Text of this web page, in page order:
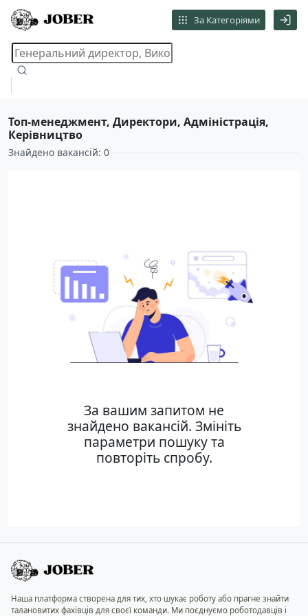
За Категоріями
Топ-менеджмент, Директори, Адмiнiстрацiя,
Керівництво
Знайдено вакансій: 0
За вашим запитом не
знайдено вакансій. Змініть
параметри пошуку та
повторіть спробу.
Наша платформа створена для тих, хто шукає роботу або прагне знайти
талановитих фахівців для своєї команди. Ми поєднуємо роботодавців і